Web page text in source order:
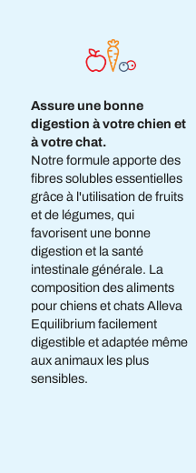
Assure une bonne
digestion à votre chien et
à votre chat.
Notre formule apporte des
fibres solubles essentielles
grâce à l'utilisation de fruits
et de légumes, qui
favorisent une bonne
digestion et la santé
intestinale générale. La
composition des aliments
pour chiens et chats Alleva
Equilibrium facilement
digestible et adaptée même
aux animaux les plus
sensibles.